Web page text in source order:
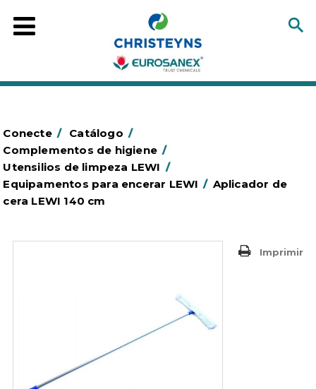
Conecte / Catálogo /
Complementos de higiene /
Utensilios de limpeza LEWI /
Equipamentos para encerar LEWI / Aplicador de
cera LEWI 140 cm
Imprimir